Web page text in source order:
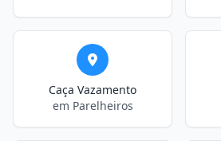
Caça Vazamento
em Parelheiros